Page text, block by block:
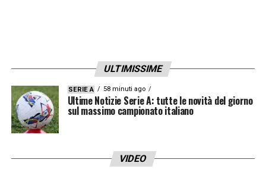
ULTIMISSIME
SERIE A 58 minuti ago
Ultime Notizie Serie A: tutte le novità del giorno
sul massimo campionato italiano
VIDEO